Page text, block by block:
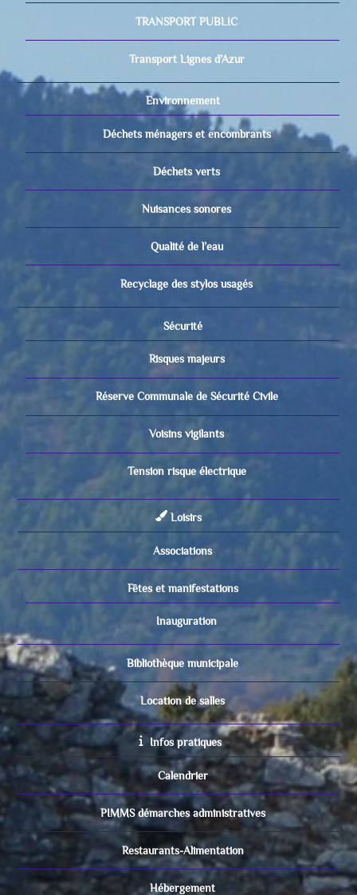
TRANSPORT PUBLIC
Transport Lignes d’Azur
Environnement
Déchets ménagers et encombrants
Déchets verts
Nuisances sonores
Qualité de l’eau
Recyclage des stylos usagés
Sécurité
Risques majeurs
Réserve Communale de Sécurité Civile
Voisins vigilants
Tension risque électrique
Loisirs
Associations
Fêtes et manifestations
Inauguration
Bibliothèque municipale
Location de salles
Infos pratiques
Calendrier
PIMMS démarches administratives
Restaurants-Alimentation
Hébergement